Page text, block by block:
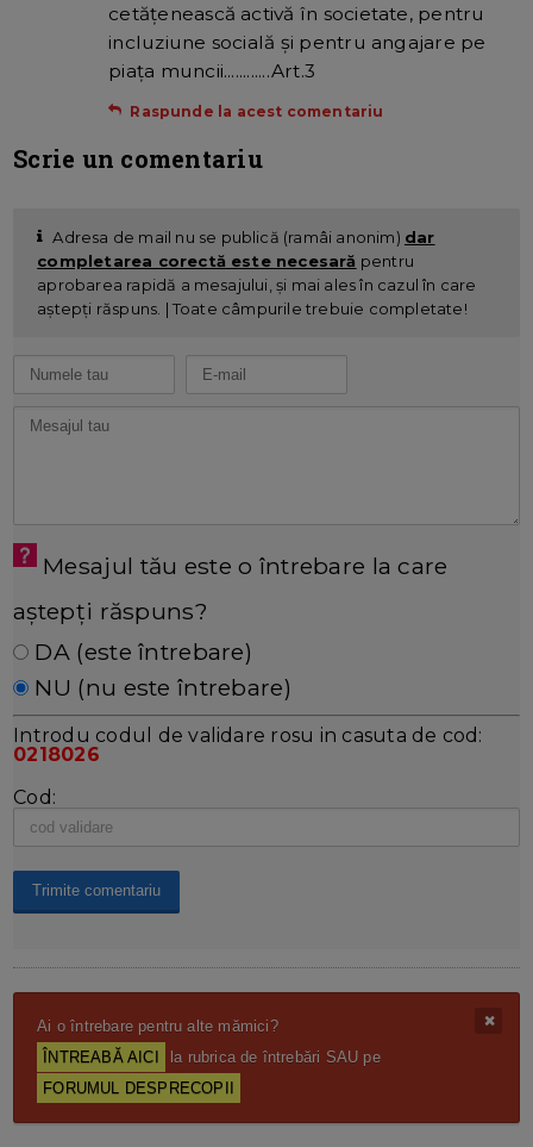
cetățenească activă în societate, pentru
incluziune socială și pentru angajare pe
piața muncii............Art.3
Raspunde la acest comentariu
Scrie un comentariu
Adresa de mail nu se publică (ramâi anonim) dar
completarea corectă este necesară pentru
aprobarea rapidă a mesajului, și mai ales în cazul în care
aștepți răspuns. | Toate câmpurile trebuie completate!
Mesajul tău este o întrebare la care
aștepți răspuns?
DA (este întrebare)
NU (nu este întrebare)
Introdu codul de validare rosu in casuta de cod:
0218026
Cod:
Ai o întrebare pentru alte mămici?
ÎNTREABĂ AICI
la rubrica de întrebări SAU pe
FORUMUL DESPRECOPII